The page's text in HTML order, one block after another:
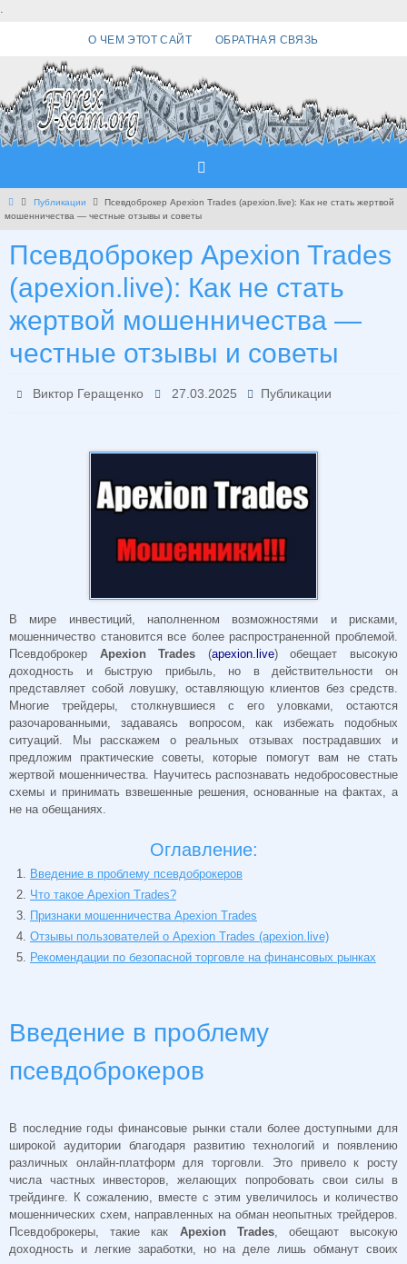
.
О ЧЕМ ЭТОТ САЙТ ОБРАТНАЯ СВЯЗЬ
Главная
Публикации
Псевдоброкер Apexion Trades (apexion.live): Как не стать жертвой
мошенничества — честные отзывы и советы
Псевдоброкер Apexion Trades
(apexion.live): Как не стать
жертвой мошенничества —
честные отзывы и советы
Виктор Геращенко 27.03.2025 Публикации
В мире инвестиций, наполненном возможностями и рисками,
мошенничество становится все более распространенной проблемой.
Псевдоброкер Apexion Trades (apexion.live) обещает высокую
доходность и быструю прибыль, но в действительности он
представляет собой ловушку, оставляющую клиентов без средств.
Многие трейдеры, столкнувшиеся с его уловками, остаются
разочарованными, задаваясь вопросом, как избежать подобных
ситуаций. Мы расскажем о реальных отзывах пострадавших и
предложим практические советы, которые помогут вам не стать
жертвой мошенничества. Научитесь распознавать недобросовестные
схемы и принимать взвешенные решения, основанные на фактах, а
не на обещаниях.
Оглавление:
Введение в проблему псевдоброкеров
Что такое Apexion Trades?
Признаки мошенничества Apexion Trades
Отзывы пользователей о Apexion Trades (apexion.live)
Рекомендации по безопасной торговле на финансовых рынках
Введение в проблему
псевдоброкеров
В последние годы финансовые рынки стали более доступными для
широкой аудитории благодаря развитию технологий и появлению
различных онлайн-платформ для торговли. Это привело к росту
числа частных инвесторов, желающих попробовать свои силы в
трейдинге. К сожалению, вместе с этим увеличилось и количество
мошеннических схем, направленных на обман неопытных трейдеров.
Псевдоброкеры, такие как Apexion Trades, обещают высокую
доходность и легкие заработки, но на деле лишь обманут своих